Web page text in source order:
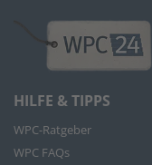
HILFE & TIPPS
WPC-Ratgeber
WPC FAQs